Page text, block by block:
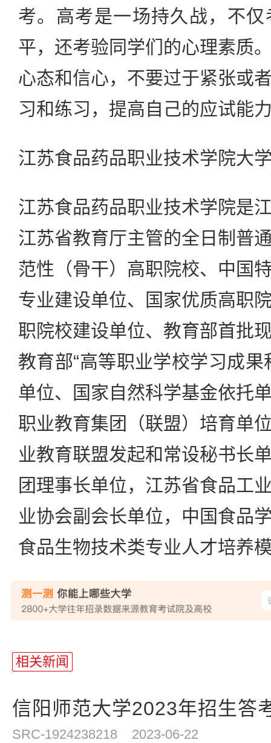
考。高考是一场持久战，不
平，还考验同学们的心理素质
心态和信心，不要过于紧张或
习和练习，提高自己的应试能
江苏食品药品职业技术学院大
江苏食品药品职业技术学院是
江苏省教育厅主管的全日制普
范性（骨干）高职院校、中国
专业建设单位、国家优质高职
职院校建设单位、教育部首批
教育部“高等职业学校学习成果
单位、国家自然科学基金依托
职业教育集团（联盟）培育单
业教育联盟发起和常设秘书长
团理事长单位，江苏省食品工
业协会副会长单位，中国食品
食品生物技术类专业人才培养
相关新闻
信阳师范大学2023年招生答
SRC-1924238218 2023-06-22